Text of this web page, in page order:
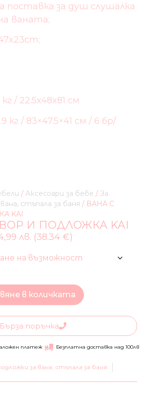
/ Аксесоари за бебе / За
стъпала за баня / ВАНА С
KAI
И ПОДЛОЖКА KAI
поставка за душ слушалка
ваната;
/ 22.5x48x81 см
кг / 83×47.5×41 см / 6 бр/
лв. (38.34 €)
в количката
Бърза поръчка
платеж Безплатна доставка над 100лв
за вана, стъпала за баня